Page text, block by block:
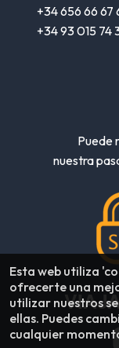
+34 656 66 67
+34 93 015 74
Puede
nuestra
Esta web utiliza
ofrecerte una
utilizar nuestros
ellas. Puedes
cualquier